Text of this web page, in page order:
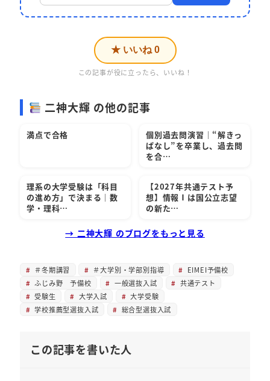
★ いいね 0
この記事が役に立ったら、いいね！
二神大輝 の他の記事
満点で合格
個別過去問演習｜“解きっ
ぱなし”を卒業し、過去問
を合…
理系の大学受験は「科目
の進め方」で決まる｜数
学・理科…
【2027年共通テスト予
想】情報Ⅰは国公立志望
の新た…
→ 二神大輝 のブログをもっと見る
＃冬期講習 ＃大学別・学部別指導
EIMEI予備校
ふじみ野 予備校
一般選抜入試
共通テスト
受験生
大学入試
大学受験
学校推薦型選抜入試
総合型選抜入試
この記事を書いた人